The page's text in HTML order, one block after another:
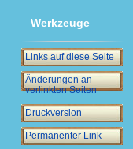
Werkzeuge
Links auf diese Seite
Änderungen an
verlinkten Seiten
Druckversion
Permanenter Link